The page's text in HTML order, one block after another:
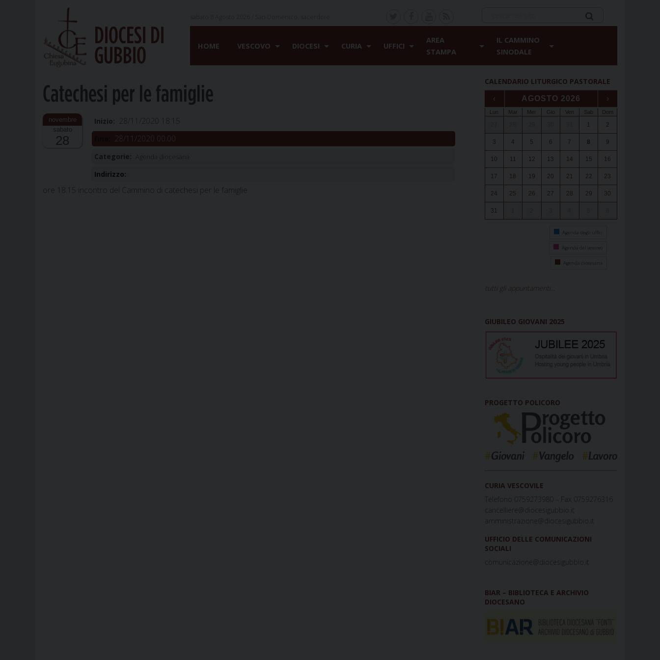
DIOCESI DI
GUBBIO
HOME VESCOVO DIOCESI CURIA UFFICI
AREA
STAMPA
IL CAMMINO
SINODALE
Catechesi per le famiglie
sabato
28
Inizio: 28/11/2020 18:15
28/11/2020 00:00
Categorie:
Indirizzo:
ore 18.15 incontro del Cammino di catechesi per le famiglie
CALENDARIO LITURGICO PASTORALE
‹ AGOSTO 2026 ›
Lun Mar Mer Gio Ven Sab Dom
1 2
3 4 5 6 7 8 9
10 11 12 13 14 15 16
17 18 19 20 21 22 23
24 25 26 27 28 29 30
31
Agenda degli uffici
Agenda del vescovo
Agenda diocesana
tutti gli appuntamenti...
GIUBILEO GIOVANI 2025
PROGETTO POLICORO
CURIA VESCOVILE
Telefono 0759273980 – Fax 0759276316
cancelliere@diocesigubbio.it
amministrazione@diocesigubbio.it
UFFICIO DELLE COMUNICAZIONI
SOCIALI
comunicazione@diocesigubbio.it
BIAR – BIBLIOTECA E ARCHIVIO
DIOCESANO